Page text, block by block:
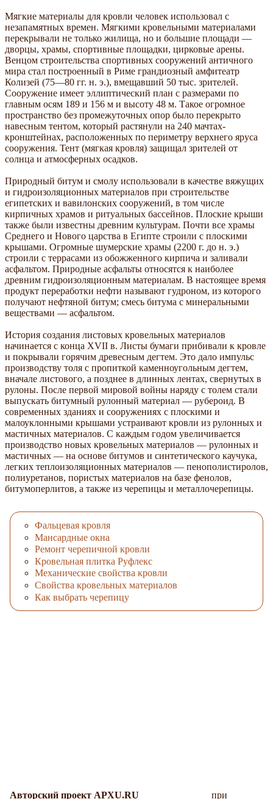
Мягкие материалы для кровли человек использовал с
незапамятных времен. Мягкими кровельными материалами
перекрывали не только жилища, но и большие площади —
дворцы, храмы, спортивные площадки, цирковые арены.
Венцом строительства спортивных сооружений античного
мира стал построенный в Риме грандиозный амфитеатр
Колизей (75—80 гг. н. э.), вмещавший 50 тыс. зрителей.
Сооружение имеет эллиптический план с размерами по
главным осям 189 и 156 м и высоту 48 м. Такое огромное
пространство без промежуточных опор было перекрыто
навесным тентом, который растянули на 240 мачтах-
кронштейнах, расположенных по периметру верхнего яруса
сооружения. Тент (мягкая кровля) защищал зрителей от
солнца и атмосферных осадков.
Природный битум и смолу использовали в качестве вяжущих
и гидроизоляционных материалов при строительстве
египетских и вавилонских сооружений, в том числе
кирпичных храмов и ритуальных бассейнов. Плоские крыши
также были известны древним культурам. Почти все храмы
Среднего и Нового царства в Египте строили с плоскими
крышами. Огромные шумерские храмы (2200 г. до н. э.)
строили с террасами из обожженного кирпича и заливали
асфальтом. Природные асфальты относятся к наиболее
древним гидроизоляционным материалам. В настоящее время
продукт переработки нефти называют гудроном, из которого
получают нефтяной битум; смесь битума с минеральными
веществами — асфальтом.
История создания листовых кровельных материалов
начинается с конца XVII в. Листы бумаги прибивали к кровле
и покрывали горячим древесным дегтем. Это дало импульс
производству толя с пропиткой каменноугольным дегтем,
вначале листового, а позднее в длинных лентах, свернутых в
рулоны. После первой мировой войны наряду с толем стали
выпускать битумный рулонный материал — рубероид. В
современных зданиях и сооружениях с плоскими и
малоуклонными крышами устраивают кровли из рулонных и
мастичных материалов. С каждым годом увеличивается
производство новых кровельных материалов — рулонных и
мастичных — на основе битумов и синтетического каучука,
легких теплоизоляционных материалов — пенополистиролов,
полиуретанов, пористых материалов на базе фенолов,
битумоперлитов, а также из черепицы и металлочерепицы.
Фальцевая кровля
Мансардные окна
Ремонт черепичной кровли
Кровельная плитка Руфлекс
Механические свойства кровли
Свойства кровельных материалов
Как выбрать черепицу
Авторский проект APXU.RU при